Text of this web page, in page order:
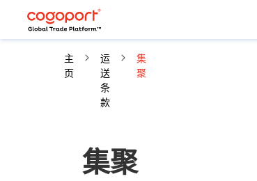
主
页
运
送
条
款
集
聚
集聚